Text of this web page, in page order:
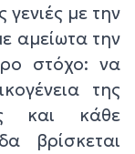
γενιές με την
αμείωτα την
στόχο: να
της
και κάθε
βρίσκεται